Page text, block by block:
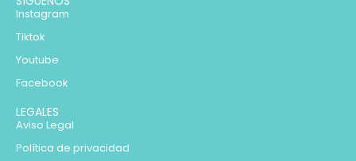
Instagram
Tiktok
Youtube
Facebook
LEGALES
Aviso Legal
Política de privacidad